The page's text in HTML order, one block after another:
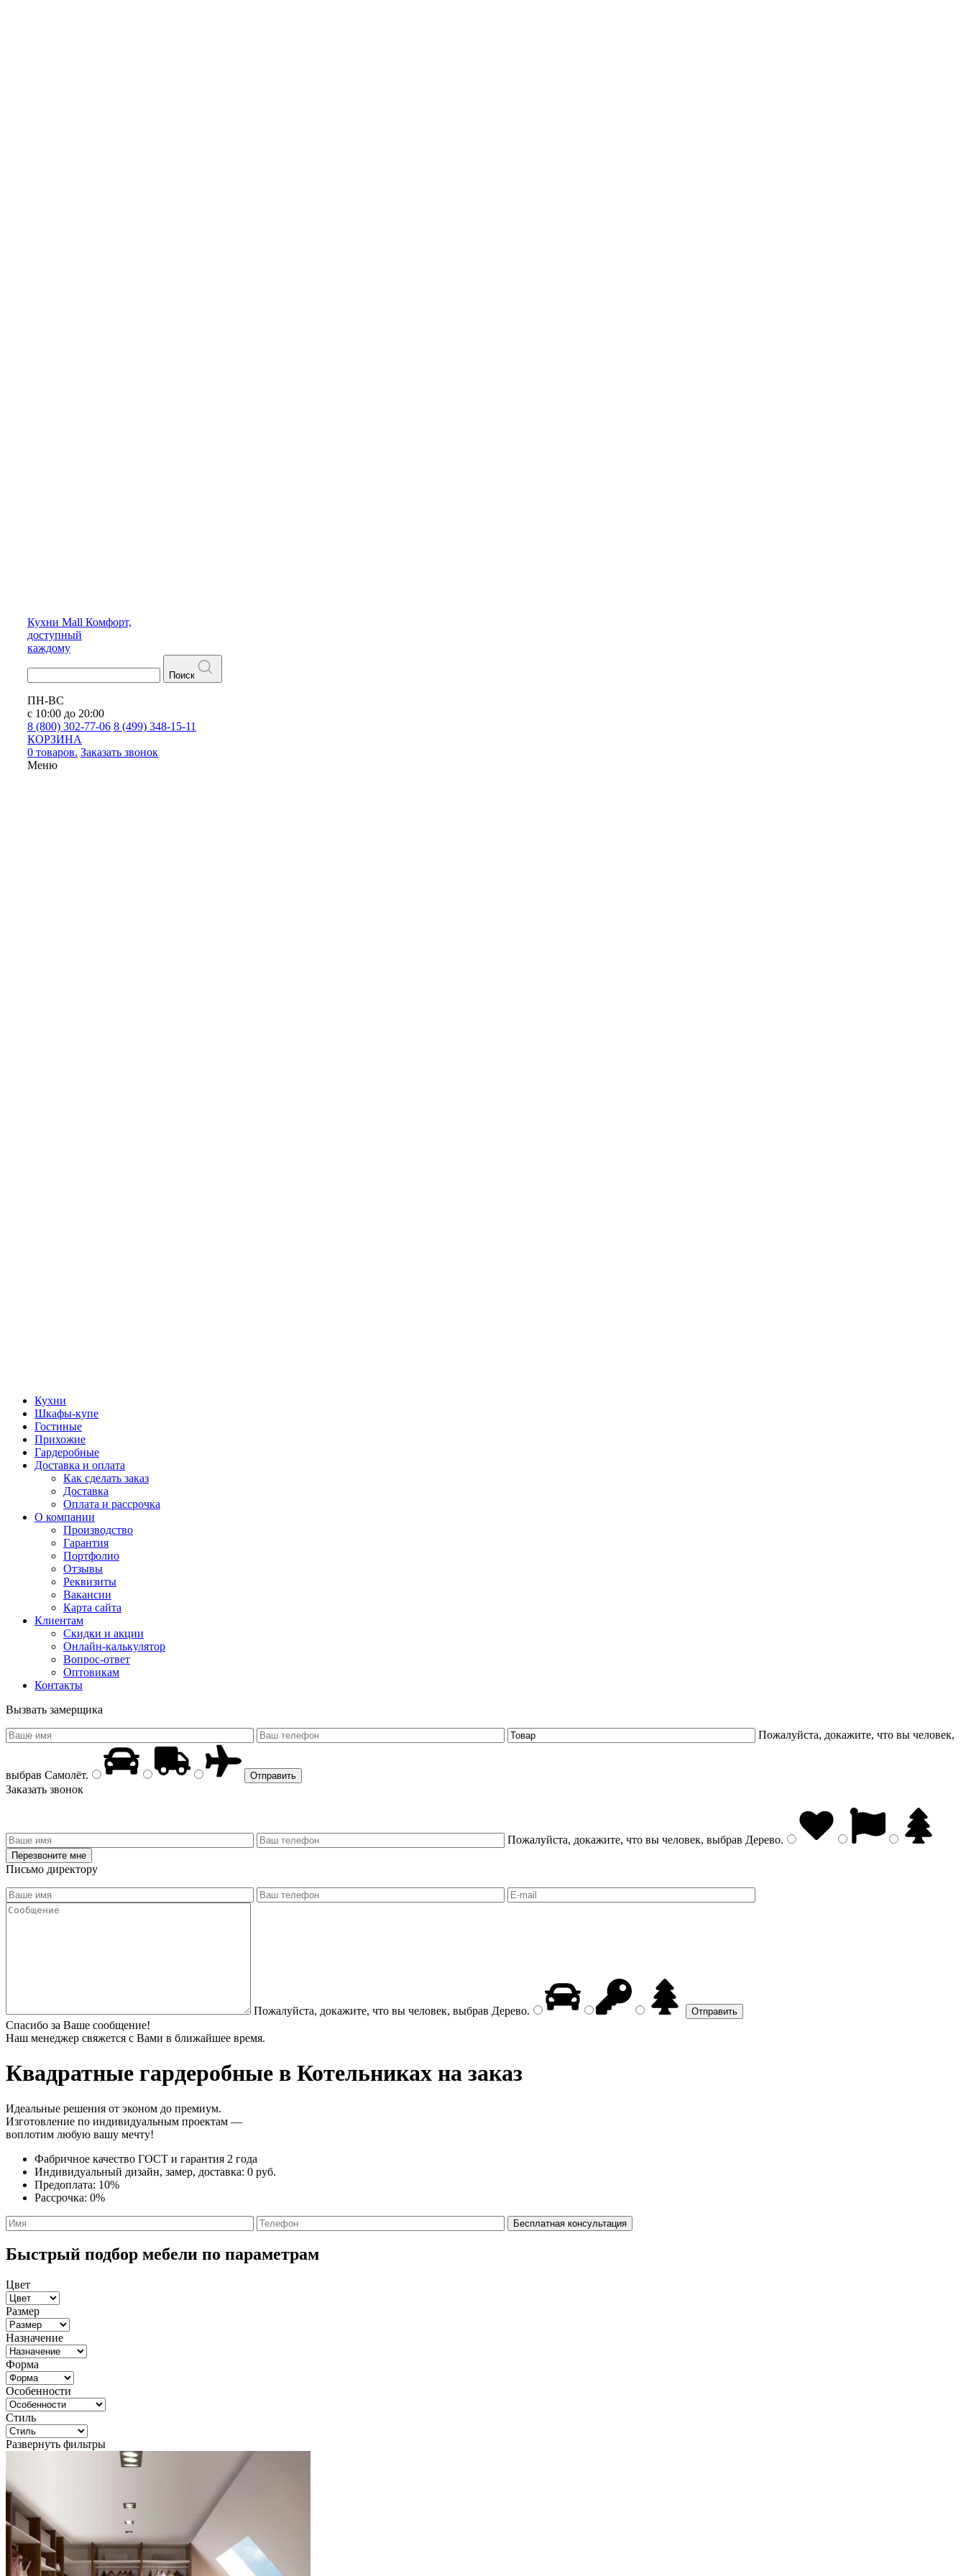
Кухни Mall Комфорт,
доступный
каждому
Поиск
ПН-ВС
с 10:00 до 20:00
8 (800) 302-77-06 8 (499) 348-15-11
КОРЗИНА
0 товаров. Заказать звонок
Меню
Кухни
Шкафы-купе
Гостиные
Прихожие
Гардеробные
Доставка и оплата
Как сделать заказ
Доставка
Оплата и рассрочка
О компании
Производство
Гарантия
Портфолио
Отзывы
Реквизиты
Вакансии
Карта сайта
Клиентам
Скидки и акции
Онлайн-калькулятор
Вопрос-ответ
Оптовикам
Контакты
Вызвать замерщика
Пожалуйста, докажите, что вы человек,
выбрав Самолёт.
Заказать звонок
Пожалуйста, докажите, что вы человек, выбрав Дерево.
Письмо директору
Пожалуйста, докажите, что вы человек, выбрав Дерево.
Спасибо за Ваше сообщение!
Наш менеджер свяжется с Вами в ближайшее время.
Квадратные гардеробные в Котельниках на заказ
Идеальные решения от эконом до премиум.
Изготовление по индивидуальным проектам —
воплотим любую вашу мечту!
Фабричное качество ГОСТ и гарантия 2 года
Индивидуальный дизайн, замер, доставка: 0 руб.
Предоплата: 10%
Рассрочка: 0%
Быстрый подбор мебели по параметрам
Цвет
Размер
Назначение
Форма
Особенности
Стиль
Развернуть фильтры